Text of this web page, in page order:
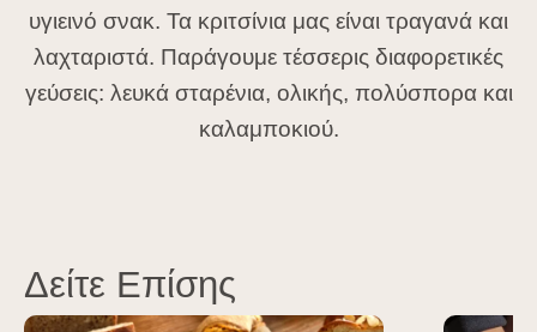
υγιεινό σνακ. Τα κριτσίνια μας είναι τραγανά και
λαχταριστά. Παράγουμε τέσσερις διαφορετικές
γεύσεις: λευκά σταρένια, ολικής, πολύσπορα και
καλαμποκιού.
Δείτε Επίσης